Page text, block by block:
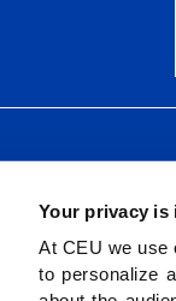
Your privacy
At CEU we use
to personalize